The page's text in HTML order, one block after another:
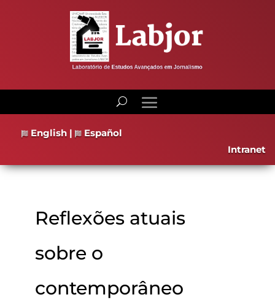
English |
Español
Intranet
Reflexões atuais
sobre o
contemporâneo